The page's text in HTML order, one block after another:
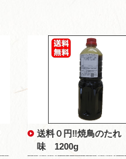
送料０円‼焼鳥のた
味 1200g